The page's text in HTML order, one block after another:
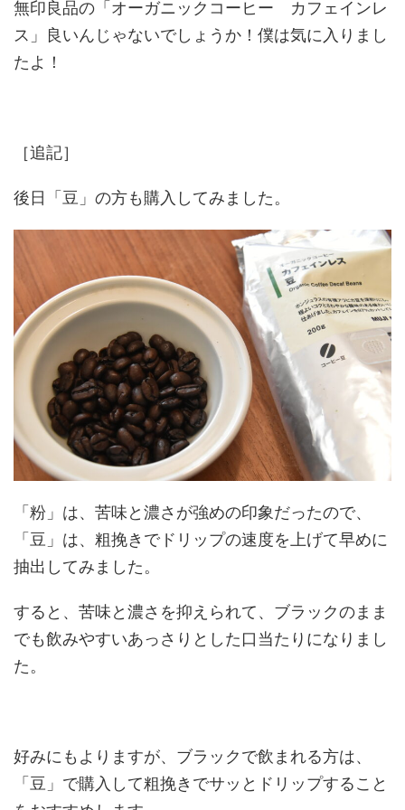
無印良品の「オーガニックコーヒー カフェインレ
ス」良いんじゃないでしょうか！僕は気に入りまし
たよ！
［追記］
後日「豆」の方も購入してみました。
「粉」は、苦味と濃さが強めの印象だったので、
「豆」は、粗挽きでドリップの速度を上げて早めに
抽出してみました。
すると、苦味と濃さを抑えられて、 ブラックのまま
でも飲みやすいあっさりとした口当たりになりまし
た。
好みにもよりますが、ブラックで飲まれる方は、
「豆」で購入して粗挽きでサッとドリップすること